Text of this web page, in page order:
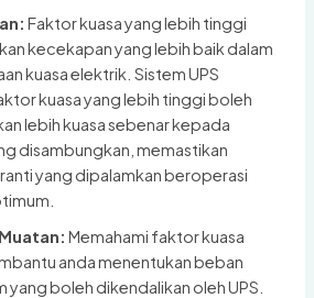
Faktor kuasa yang lebih tinggi
kecekapan yang lebih baik dalam
kuasa elektrik. Sistem UPS
kuasa yang lebih tinggi boleh
lebih kuasa sebenar kepada
disambungkan, memastikan
yang dipalamkan beroperasi
Memahami faktor kuasa
anda menentukan beban
yang boleh dikendalikan oleh UPS.